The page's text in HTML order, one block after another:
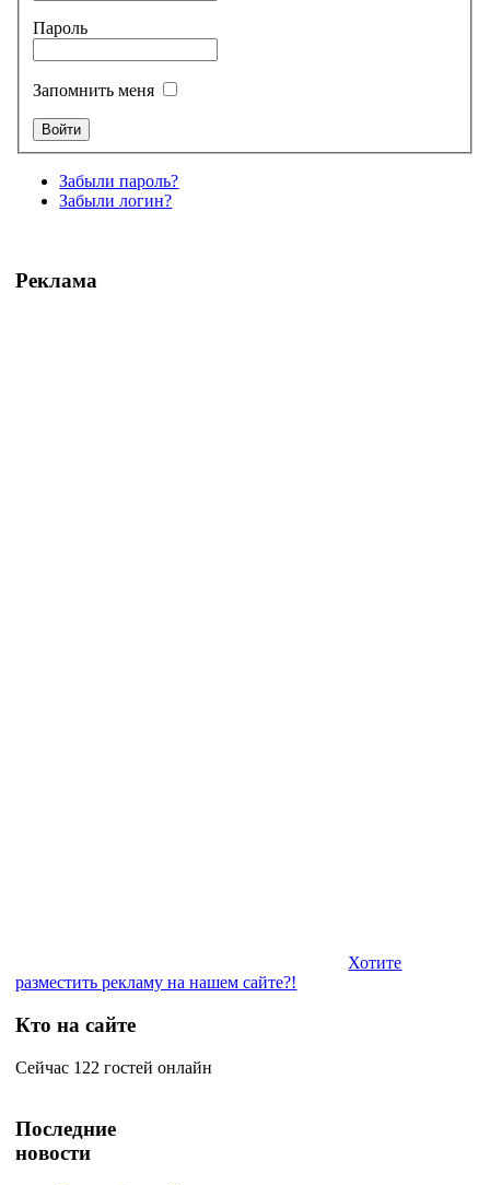
Пароль
Запомнить меня
Забыли пароль?
Забыли логин?
Реклама
Хотите
разместить рекламу на нашем сайте?!
Кто на сайте
Сейчас 122 гостей онлайн
Последние
новости